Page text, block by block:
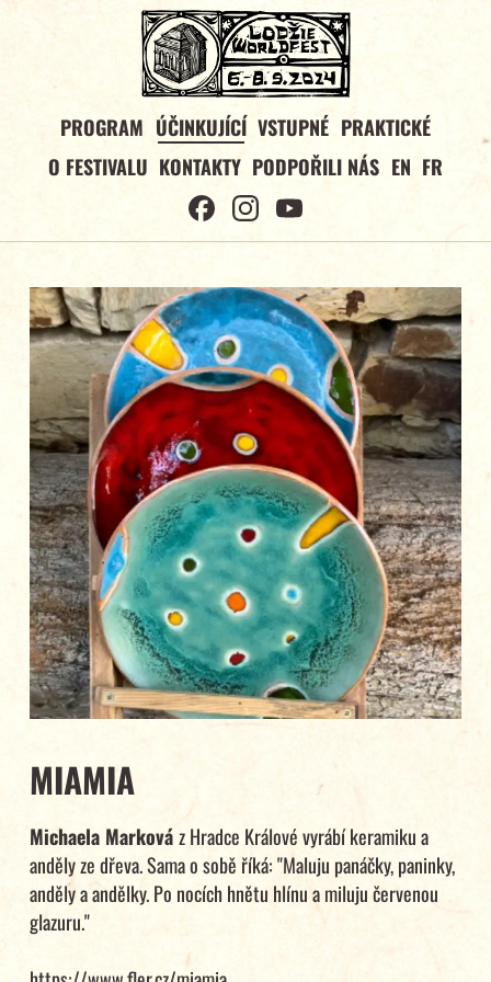
PROGRAM ÚČINKUJÍCÍ VSTUPNÉ PRAKTICKÉ
O FESTIVALU KONTAKTY PODPOŘILI NÁS EN FR
MIAMIA
Michaela Markováz Hradce Králové vyrábí keramiku a
anděly ze dřeva. Sama o sobě říká: "Maluju panáčky, paninky,
anděly a andělky. Po nocích hnětu hlínu a miluju červenou
glazuru."